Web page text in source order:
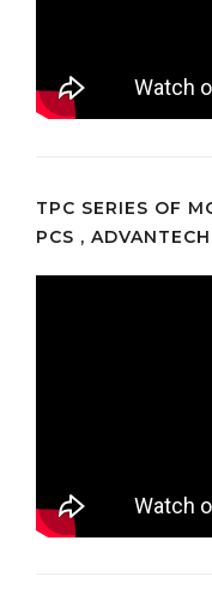
TPC SERIES OF
PCS ,